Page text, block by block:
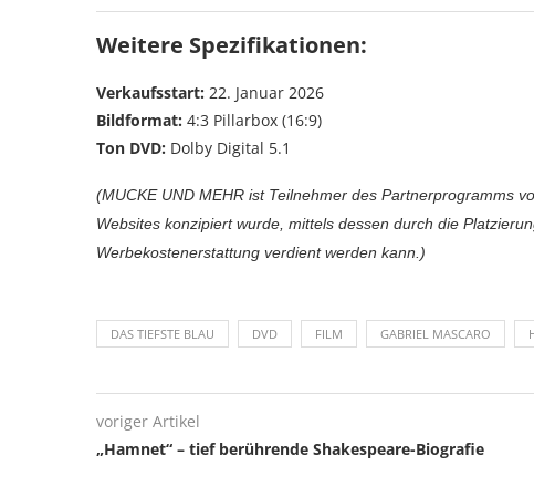
Weitere Spezifikationen:
Verkaufsstart: 22. Januar 2026
Bildformat: 4:3 Pillarbox (16:9)
Ton DVD: Dolby Digital 5.1
(MUCKE UND MEHR ist Teilnehmer des Partnerprogramms
Websites konzipiert wurde, mittels dessen durch die
Werbekostenerstattung verdient werden kann.)
DAS TIEFSTE BLAU DVD FILM GABRIEL MASCARO
voriger Artikel
„Hamnet“ – tief berührende Shakespeare-Biografie